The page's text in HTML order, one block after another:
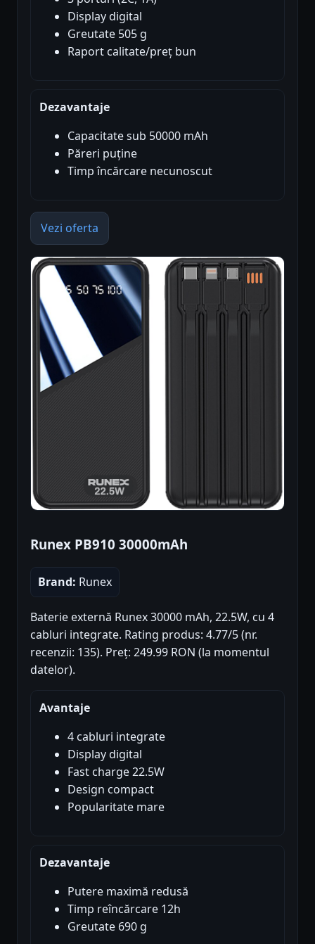
Display digital
Greutate 505 g
Raport calitate/preț bun
Dezavantaje
Capacitate sub 50000 mAh
Păreri puține
Timp încărcare necunoscut
Vezi oferta
Runex PB910 30000mAh
Brand: Runex
Baterie externă Runex 30000 mAh, 22.5W, cu 4
cabluri integrate. Rating produs: 4.77/5 (nr.
recenzii: 135). Preț: 249.99 RON (la momentul
datelor).
Avantaje
4 cabluri integrate
Display digital
Fast charge 22.5W
Design compact
Popularitate mare
Dezavantaje
Putere maximă redusă
Timp reîncărcare 12h
Greutate 690 g